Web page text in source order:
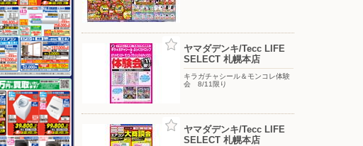
ヤマダデンキ/Tecc LIFE
SELECT 札幌本店
キラガチャシール＆モンコレ体験
会 8/11限り
ヤマダデンキ/Tecc LIFE
SELECT 札幌本店